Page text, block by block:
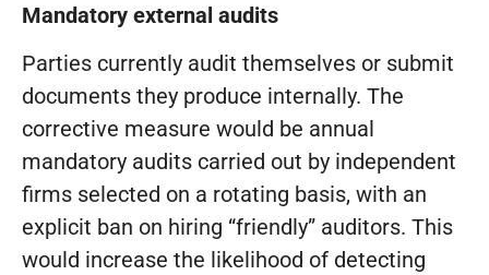
Mandatory external audits
Parties currently audit themselves or submit
documents they produce internally. The
corrective measure would be annual
mandatory audits carried out by independent
firms selected on a rotating basis, with an
explicit ban on hiring “friendly” auditors. This
would increase the likelihood of detecting